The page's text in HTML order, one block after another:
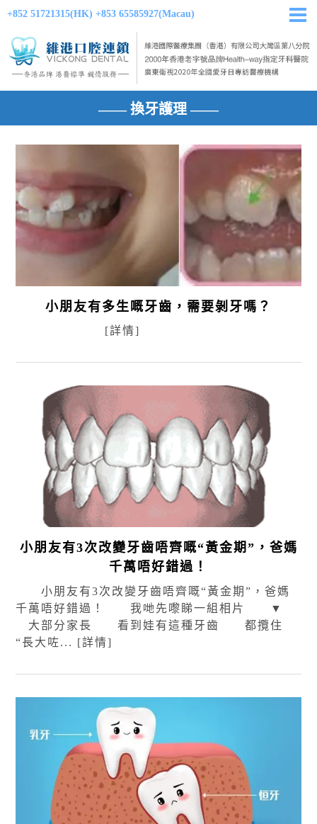
+852 51721315(HK) +853 65585927(Macau)
—— 換牙護理 ——
小朋友有多生嘅牙齒，需要剝牙嗎？
[詳情]
小朋友有3次改變牙齒唔齊嘅“黃金期”，爸媽
千萬唔好錯過！
小朋友有3次改變牙齒唔齊嘅“黃金期”，爸媽
千萬唔好錯過！ 我哋先嚟睇一組相片 ▼
大部分家長 看到娃有這種牙齒 都攬住
“長大咗... [詳情]